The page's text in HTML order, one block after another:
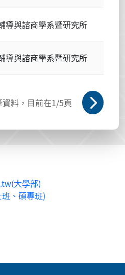
導與諮商學系暨研究所
導與諮商學系暨研究所
資料，目前在1/5頁
大學部)
、碩專班)